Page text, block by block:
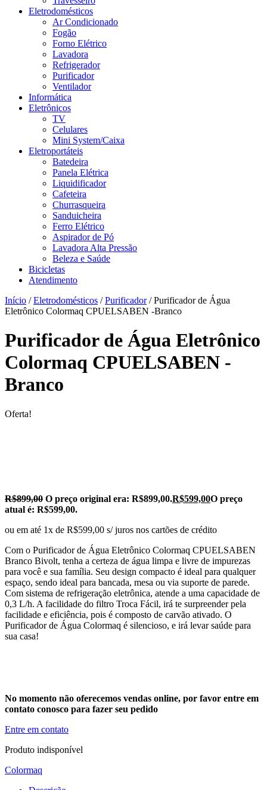
Eletrodomésticos
Ar Condicionado
Fogão
Forno Elétrico
Lavadora
Refrigerador
Purificador
Ventilador
Informática
Eletrônicos
TV
Celulares
Mini System/Caixa
Eletroportáteis
Batedeira
Panela Elétrica
Liquidificador
Cafeteira
Churrasqueira
Sanduicheira
Ferro Elétrico
Aspirador de Pó
Lavadora Alta Pressão
Beleza e Saúde
Bicicletas
Atendimento
Início /Eletrodomésticos /Purificador/ Purificador de Água
Eletrônico Colormaq CPUELSABEN -Branco
Purificador de Água Eletrônico
Colormaq CPUELSABEN -
Branco
Oferta!
R$899,00 O preço original era: R$899,00.R$599,00O preço
atual é: R$599,00.
ou em até 1x de R$599,00 s/ juros nos cartões de crédito
Com o Purificador de Água Eletrônico Colormaq CPUELSABEN
Branco Bivolt, tenha a certeza de água limpa e livre de impurezas
para você e sua família. Seu design compacto é ideal para qualquer
espaço, sendo ideal para bancada, mesa ou via suporte de parede.
Com sistema de refrigeração eletrônica, atende a uma capacidade de
0,3 L/h. A facilidade do filtro Troca Fácil, irá te surpreender pela
facilidade e eficiência, pois é composto de carvão ativado. O
Purificador de Água Colormaq é silencioso, e irá levar saúde para
sua casa!
No momento não oferecemos vendas online, por favor entre em
contato conosco para fazer seu pedido
Entre em contato
Produto indisponível
Colormaq